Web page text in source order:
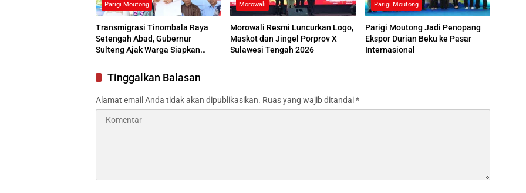
Parigi Moutong
Transmigrasi Tinombala Raya
Setengah Abad, Gubernur
Sulteng Ajak Warga Siapkan
Morowali
Morowali Resmi Luncurkan Logo,
Maskot dan Jingel Porprov X
Sulawesi Tengah 2026
Parigi Moutong
Parigi Moutong Jadi Penopang
Ekspor Durian Beku ke Pasar
Internasional
Tinggalkan Balasan
Alamat email Anda tidak akan dipublikasikan. Ruas yang wajib ditandai*